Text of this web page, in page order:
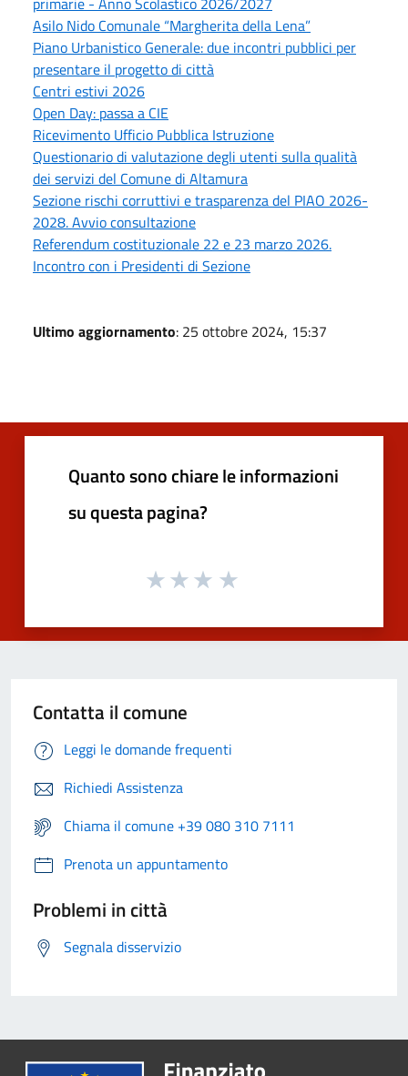
Asilo Nido Comunale “Margherita della Lena”
Piano Urbanistico Generale: due incontri pubblici per
presentare il progetto di città
Centri estivi 2026
Open Day: passa a CIE
Ricevimento Ufficio Pubblica Istruzione
Questionario di valutazione degli utenti sulla qualità
dei servizi del Comune di Altamura
Sezione rischi corruttivi e trasparenza del PIAO 2026-
2028. Avvio consultazione
Referendum costituzionale 22 e 23 marzo 2026.
Incontro con i Presidenti di Sezione
Ultimo aggiornamento: 25 ottobre 2024, 15:37
Quanto sono chiare le informazioni
su questa pagina?
Contatta il comune
Leggi le domande frequenti
Richiedi Assistenza
Chiama il comune +39 080 310 7111
Prenota un appuntamento
Problemi in città
Segnala disservizio